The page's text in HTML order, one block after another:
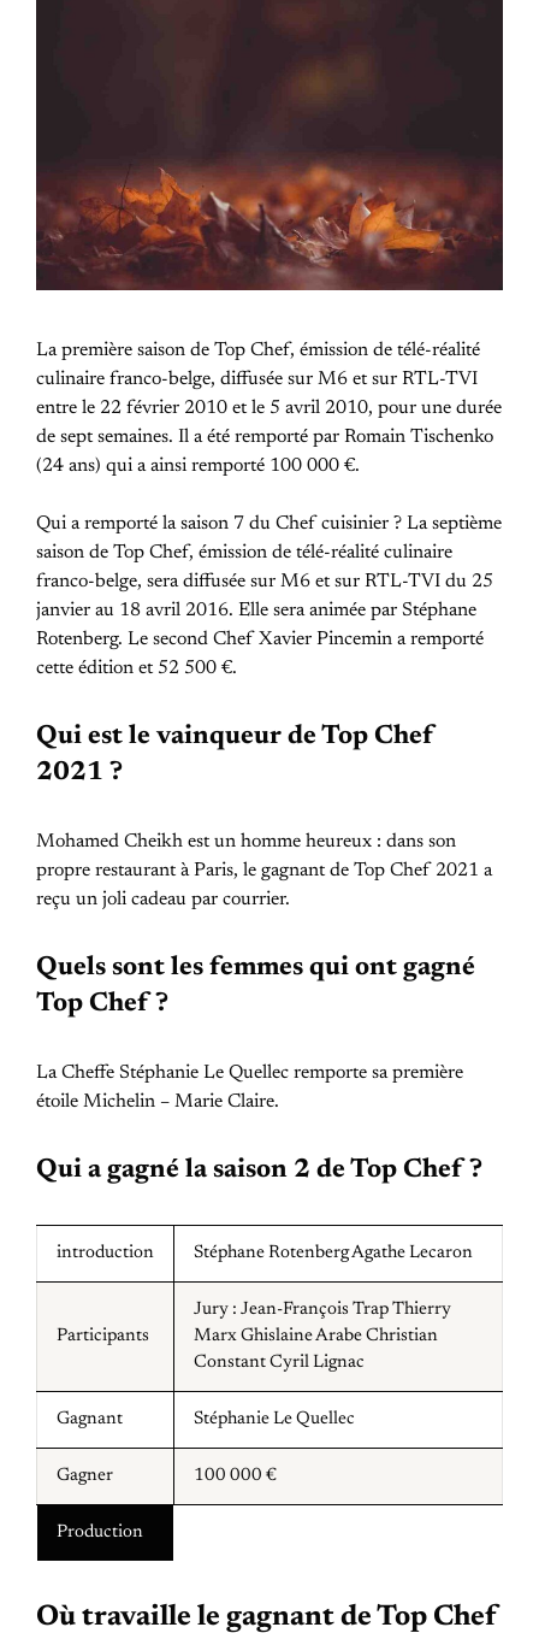
La première saison de Top Chef, émission de télé-réalité
culinaire franco-belge, diffusée sur M6 et sur RTL-TVI
entre le 22 février 2010 et le 5 avril 2010, pour une durée
de sept semaines. Il a été remporté par Romain Tischenko
(24 ans) qui a ainsi remporté 100 000 €.
Qui a remporté la saison 7 du Chef cuisinier ? La septième
saison de Top Chef, émission de télé-réalité culinaire
franco-belge, sera diffusée sur M6 et sur RTL-TVI du 25
janvier au 18 avril 2016. Elle sera animée par Stéphane
Rotenberg. Le second Chef Xavier Pincemin a remporté
cette édition et 52 500 €.
Qui est le vainqueur de Top Chef
2021 ?
Mohamed Cheikh est un homme heureux : dans son
propre restaurant à Paris, le gagnant de Top Chef 2021 a
reçu un joli cadeau par courrier.
Quels sont les femmes qui ont gagné
Top Chef ?
La Cheffe Stéphanie Le Quellec remporte sa première
étoile Michelin – Marie Claire.
Qui a gagné la saison 2 de Top Chef ?
introduction Stéphane Rotenberg Agathe Lecaron
Participants
Jury : Jean-François Trap Thierry
Marx Ghislaine Arabe Christian
Constant Cyril Lignac
Gagnant Stéphanie Le Quellec
Gagner 100 000 €
Production
Où travaille le gagnant de Top Chef